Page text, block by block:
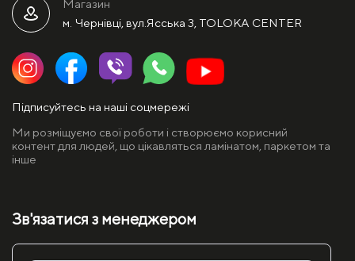
Магазин
м. Чернівці, вул.Ясська 3, TOLOKA CENTER
Підписуйтесь на наші соцмережі
Ми розміщуємо свої роботи і створюємо корисний
контент для людей, що цікавляться ламінатом, паркетом та
інше
Зв'язатися з менеджером